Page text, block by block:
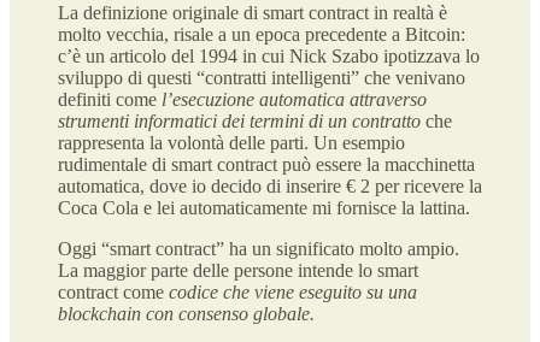
La definizione originale di smart contract in realtà è
molto vecchia, risale a un epoca precedente a Bitcoin:
c’è un articolo del 1994 in cui Nick Szabo ipotizzava lo
sviluppo di questi “contratti intelligenti” che venivano
definiti come l’esecuzione automatica attraverso
strumenti informatici dei termini di un contratto che
rappresenta la volontà delle parti. Un esempio
rudimentale di smart contract può essere la macchinetta
automatica, dove io decido di inserire € 2 per ricevere la
Coca Cola e lei automaticamente mi fornisce la lattina.
Oggi “smart contract” ha un significato molto ampio.
La maggior parte delle persone intende lo smart
contract come codice che viene eseguito su una
blockchain con consenso globale.